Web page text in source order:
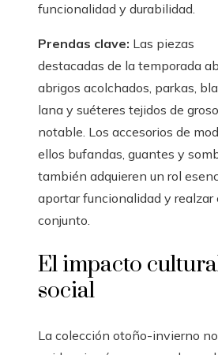
funcionalidad y durabilidad.
Prendas clave: Las piezas
destacadas de la temporada
abrigos acolchados, parkas,
lana y suéteres tejidos de
notable. Los accesorios de
ellos bufandas, guantes y
también adquieren un rol
aportar funcionalidad y realzar
conjunto.
El impacto
social
La colección otoño-invierno